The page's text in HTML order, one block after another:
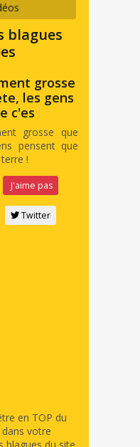
blagues
grosse
les gens
c'es
grosse que
pensent que
!
J'aime pas
Twitter
en TOP du
votre